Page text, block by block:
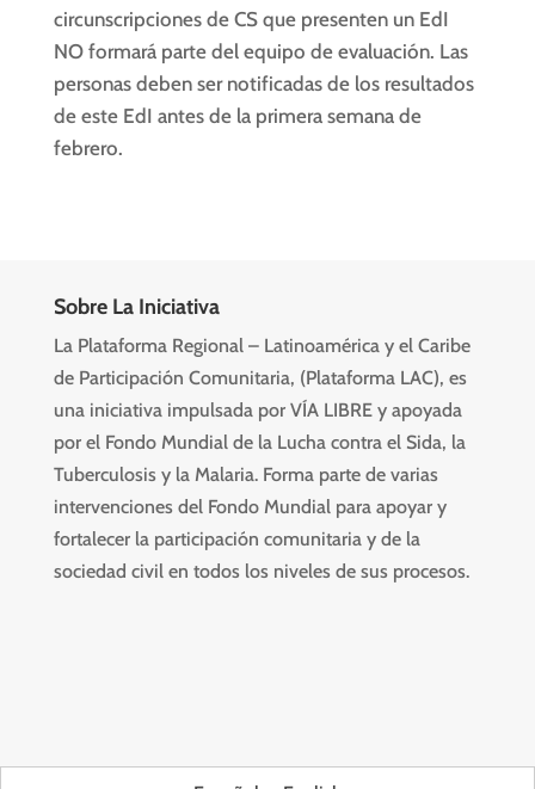
circunscripciones de CS que presenten un EdI
NO formará parte del equipo de evaluación. Las
personas deben ser notificadas de los resultados
de este EdI antes de la primera semana de
febrero.
Sobre La Iniciativa
La Plataforma Regional – Latinoamérica y el Caribe
de Participación Comunitaria, (Plataforma LAC), es
una iniciativa impulsada por VÍA LIBRE y apoyada
por el Fondo Mundial de la Lucha contra el Sida, la
Tuberculosis y la Malaria. Forma parte de varias
intervenciones del Fondo Mundial para apoyar y
fortalecer la participación comunitaria y de la
sociedad civil en todos los niveles de sus procesos.